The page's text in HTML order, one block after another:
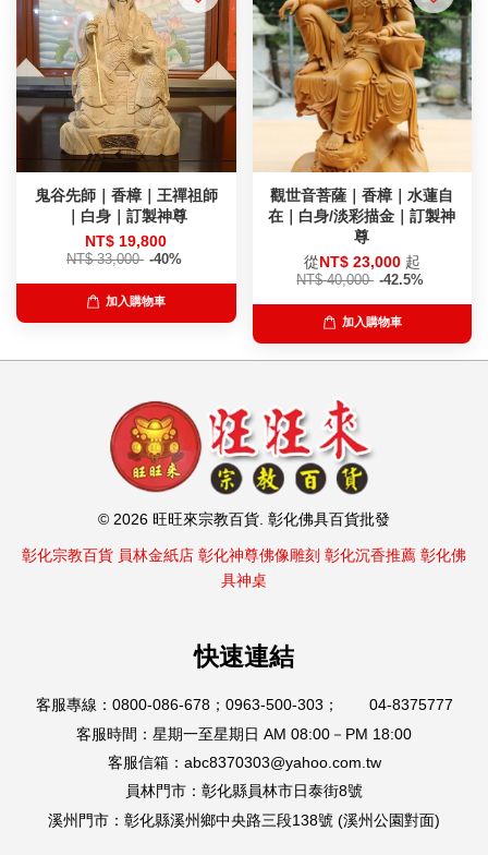
鬼谷先師｜香樟｜王禪祖師
｜白身｜訂製神尊
NT$ 19,800
NT$ 33,000 -40%
加入購物車
觀世音菩薩｜香樟｜水蓮自
在｜白身/淡彩描金｜訂製神
尊
從NT$ 23,000 起
NT$ 40,000 -42.5%
加入購物車
© 2026 旺旺來宗教百貨. 彰化佛具百貨批發
彰化宗教百貨 員林金紙店 彰化神尊佛像雕刻 彰化沉香推薦 彰化佛
具神桌
快速連結
客服專線：0800-086-678；0963-500-303； 04-8375777
客服時間：星期一至星期日 AM 08:00－PM 18:00
客服信箱：abc8370303@yahoo.com.tw
員林門市：彰化縣員林市日泰街8號
溪州門市：彰化縣溪州鄉中央路三段138號 (溪州公園對面)